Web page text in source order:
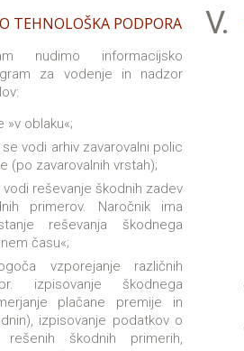
TEHNOLOŠKA PODPORA
nudimo informacijsko
za vodenje in nadzor
»v oblaku«;
vodi arhiv zavarovalni polic
(po zavarovalnih vrstah);
reševanje škodnih zadev
primerov. Naročnik ima
reševanja škodnega
času«;
vzporejanje različnih
izpisovanje škodnega
plačane premije in
izpisovanje podatkov o
škodnih primerih,
V.